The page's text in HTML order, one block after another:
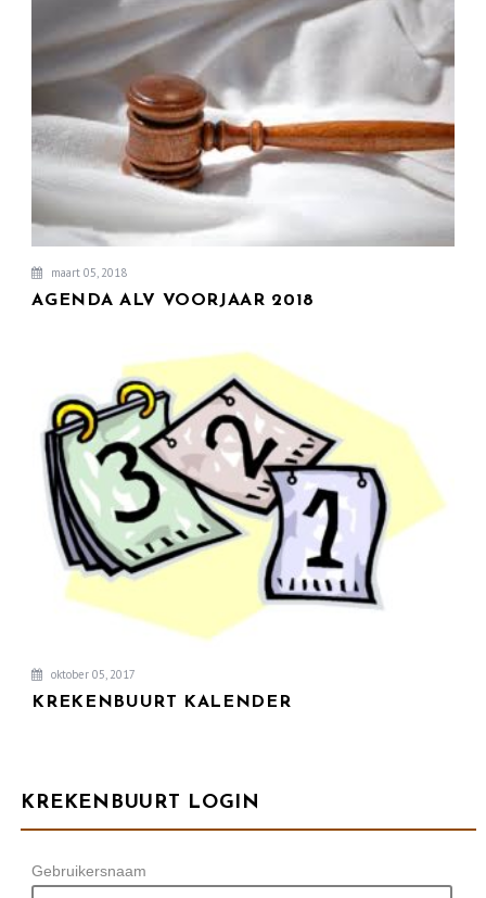
maart 05, 2018
AGENDA ALV VOORJAAR 2018
oktober 05, 2017
KREKENBUURT KALENDER
KREKENBUURT LOGIN
Gebruikersnaam